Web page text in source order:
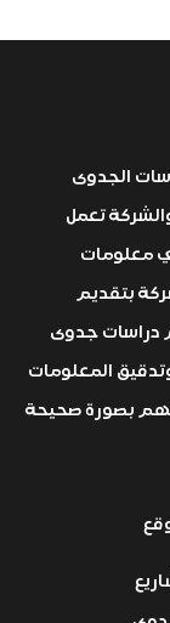
الجدوى
تعمل
معلومات
بتقديم
دراسات جدوى
المعلومات
بصورة صحيحة